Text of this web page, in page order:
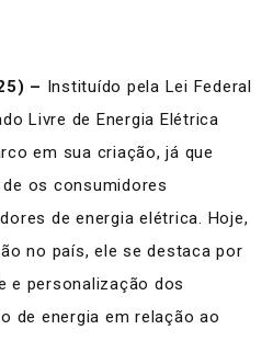
– Instituído pela Lei Federal
Livre de Energia Elétrica
em sua criação, já que
os consumidores
de energia elétrica. Hoje,
no país, ele se destaca por
e personalização dos
de energia em relação ao